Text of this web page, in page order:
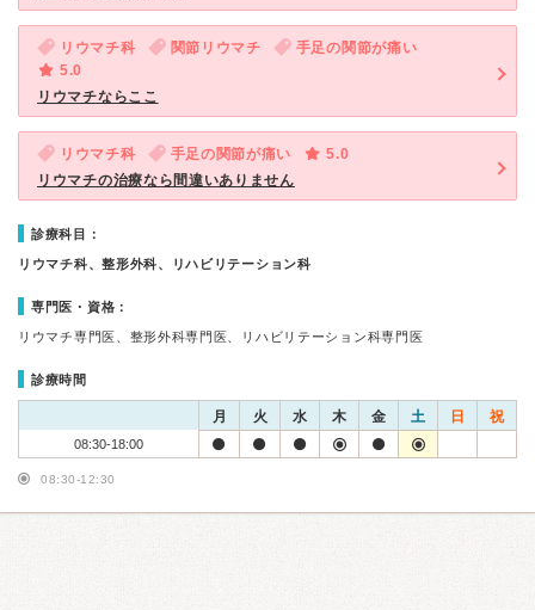
リウマチ科 関節リウマチ
手足の関節が痛い
5.0
リウマチならここ
リウマチ科 手足の関節が痛い
5.0
リウマチの治療なら間違いありません
診療科目：
リウマチ科、整形外科、リハビリテーション科
専門医・資格：
リウマチ専門医、整形外科専門医、リハビリテーション科専門医
診療時間
月 火 水 木 金 土 日 祝
08:30-18:00
08:30-12:30